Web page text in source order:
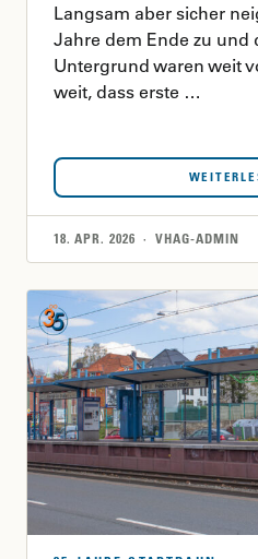
Langsam aber sicher
Jahre dem Ende zu und
Untergrund waren weit
weit, dass erste …
18. APR. 2026 · VHAG-ADMIN